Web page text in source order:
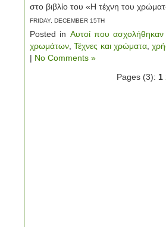
στο βιβλίο του «Η τέχνη του
FRIDAY, DECEMBER 15TH
Posted in Αυτοί που
χρωμάτων ,Τέχνες και χρώματα,
| No Comments »
Pages (3): 1